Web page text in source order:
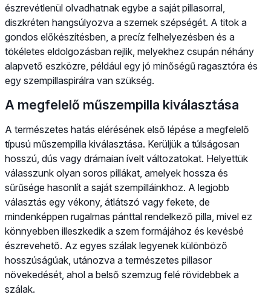
észrevétlenül olvadhatnak egybe a saját pillasorral,
diszkréten hangsúlyozva a szemek szépségét. A titok a
gondos előkészítésben, a precíz felhelyezésben és a
tökéletes eldolgozásban rejlik, melyekhez csupán néhány
alapvető eszközre, például egy jó minőségű ragasztóra és
egy szempillaspirálra van szükség.
A megfelelő műszempilla kiválasztása
A természetes hatás elérésének első lépése a megfelelő
típusú műszempilla kiválasztása. Kerüljük a túlságosan
hosszú, dús vagy drámaian ívelt változatokat. Helyettük
válasszunk olyan soros pillákat, amelyek hossza és
sűrűsége hasonlít a saját szempilláinkhoz. A legjobb
választás egy vékony, átlátszó vagy fekete, de
mindenképpen rugalmas pánttal rendelkező pilla, mivel ez
könnyebben illeszkedik a szem formájához és kevésbé
észrevehető. Az egyes szálak legyenek különböző
hosszúságúak, utánozva a természetes pillasor
növekedését, ahol a belső szemzug felé rövidebbek a
szálak.